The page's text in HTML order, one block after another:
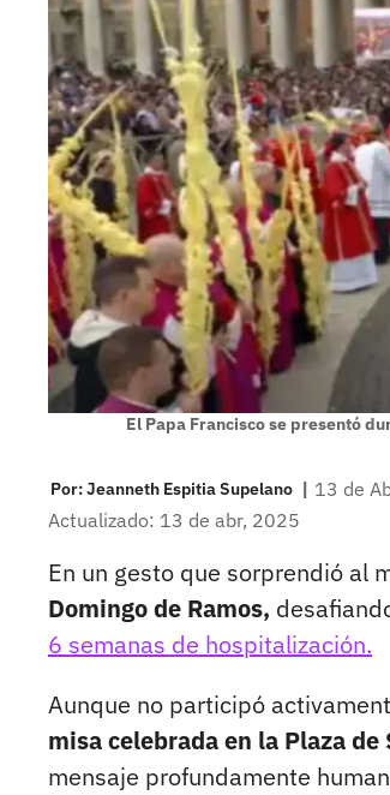
El Papa Francisco se presentó
Por:Jeanneth Espitia Supelano | 13 de
Actualizado: 13 de abr, 2025
En un gesto que sorprendió al
Domingo de Ramos,
6 semanas de hospitalización.
Aunque no participó
misa celebrada en la Plaza de
mensaje profundamente